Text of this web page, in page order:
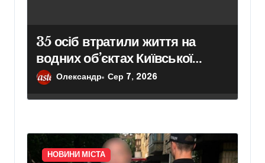
35 осіб втратили життя на
водних об’єктах Київської
області з початку року
Олександр Сер 7, 2026
НОВИНИ МІСТА